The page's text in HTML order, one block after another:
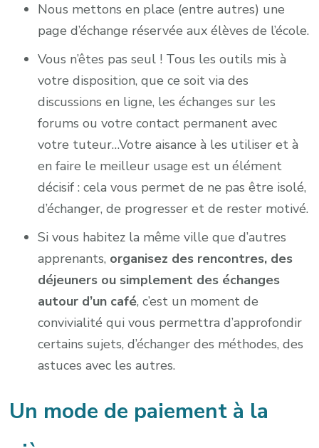
Nous mettons en place (entre autres) une
page d’échange réservée aux élèves de l’école.
Vous n’êtes pas seul ! Tous les outils mis à
votre disposition, que ce soit via des
discussions en ligne, les échanges sur les
forums ou votre contact permanent avec
votre tuteur…Votre aisance à les utiliser et à
en faire le meilleur usage est un élément
décisif : cela vous permet de ne pas être isolé,
d’échanger, de progresser et de rester motivé.
Si vous habitez la même ville que d’autres
apprenants, organisez des rencontres, des
déjeuners ou simplement des échanges
autour d’un café, c’est un moment de
convivialité qui vous permettra d’approfondir
certains sujets, d’échanger des méthodes, des
astuces avec les autres.
Un mode de paiement à la